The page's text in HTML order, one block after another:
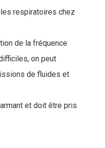
respiratoires chez
de la fréquence
on peut
de fluides et
et doit être pris